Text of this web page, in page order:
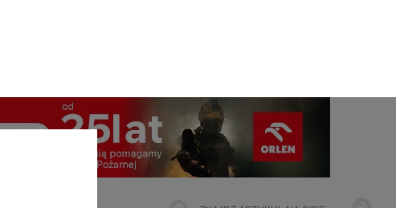
dane
dane te
i
1Energetyka i gospodarka: 7
tematów, o których teraz mówi
rynek